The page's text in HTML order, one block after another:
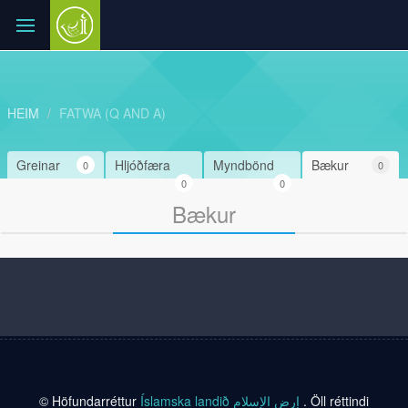
HEIM FATWA (Q AND A)
Bækur 0
Myndbönd
0
Hljóðfæra
0
Greinar 0
Bækur
© Höfundarréttur
. Öll réttindi